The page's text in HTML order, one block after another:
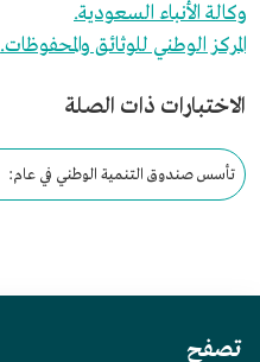
وكالة الأنباء السعودية.
المركز الوطني للوثائق والمحفوظات.
الاختبارات ذات الصلة
تأسس صندوق التنمية الوطني في عام:
تصفح